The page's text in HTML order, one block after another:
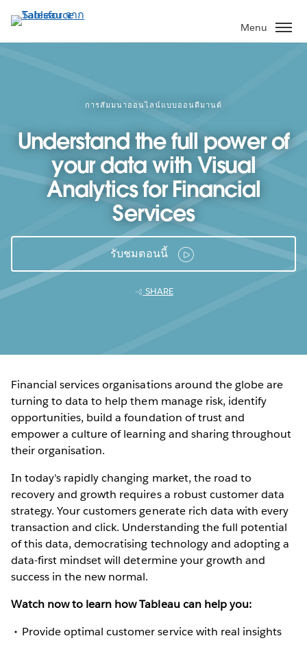
ไป
ที่
Menu
การสัมมนาออนไลน์แบบออนดีมานด์
Understand the full power of
your data with Visual
Analytics for Financial
Services
รับชมตอนนี้
SHARE
Financial services organisations around the globe are
turning to data to help them manage risk, identify
opportunities, build a foundation of trust and
empower a culture of learning and sharing throughout
their organisation.
In today's rapidly changing market, the road to
recovery and growth requires a robust customer data
strategy. Your customers generate rich data with every
transaction and click. Understanding the full potential
of this data, democratising technology and adopting a
data-first mindset will determine your growth and
success in the new normal.
Watch now to learn how Tableau can help you:
Provide optimal customer service with real insights